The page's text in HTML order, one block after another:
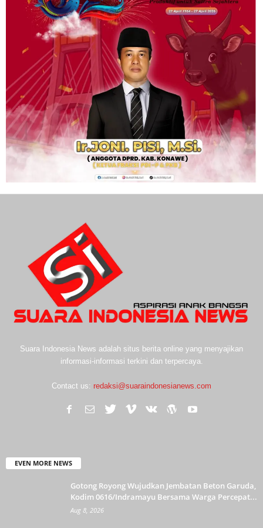
Suara Indonesia News adalah situs berita online yang menyajikan
informasi-informasi terkini dan terpercaya.
Contact us: redaksi@suaraindonesianews.com
EVEN MORE NEWS
Gotong Royong Wujudkan Jembatan Beton Garuda,
Kodim 0616/Indramayu Bersama Warga Percepat...
Aug 8, 2026